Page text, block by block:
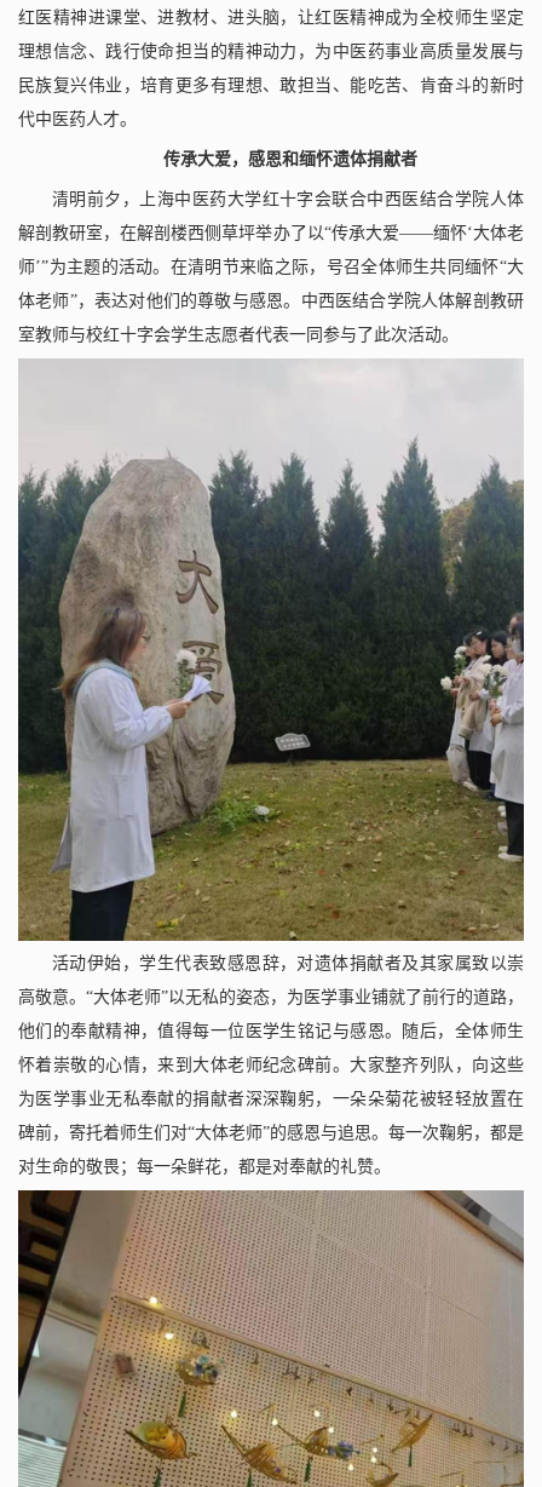
红医精神进课堂、进教材、进头脑，让红医精神成为全校师生坚定
理想信念、践行使命担当的精神动力，为中医药事业高质量发展与
民族复兴伟业，培育更多有理想、敢担当、能吃苦、肯奋斗的新时
代中医药人才。
传承大爱，感恩和缅怀遗体捐献者
清明前夕，上海中医药大学红十字会联合中西医结合学院人体
解剖教研室，在解剖楼西侧草坪举办了以“传承大爱——缅怀‘大体老
师’”为主题的活动。在清明节来临之际，号召全体师生共同缅怀“大
体老师”，表达对他们的尊敬与感恩。中西医结合学院人体解剖教研
室教师与校红十字会学生志愿者代表一同参与了此次活动。
活动伊始，学生代表致感恩辞，对遗体捐献者及其家属致以崇
高敬意。 “大体老师”以无私的姿态，为医学事业铺就了前行的道路，
他们的奉献精神，值得每一位医学生铭记与感恩。随后，全体师生
怀着崇敬的心情，来到大体老师纪念碑前。大家整齐列队，向这些
为医学事业无私奉献的捐献者深深鞠躬，一朵朵菊花被轻轻放置在
碑前，寄托着师生们对“大体老师”的感恩与追思。每一次鞠躬，都是
对生命的敬畏；每一朵鲜花，都是对奉献的礼赞。